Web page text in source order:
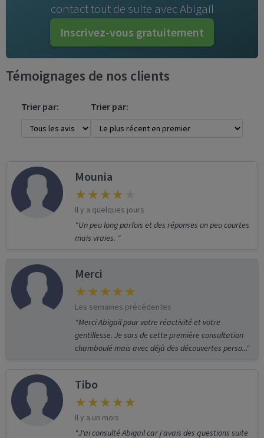
contact tout de suite avec Abigail
Inscrivez-vous gratuitement
Témoignages de nos clients
Trier par: Trier par:
Mounia
Il y a quelques jours
"Un peu long parfois et des réponses un peu courtes
mais vraies. "
Merci
Les semaines précédentes
"Merci Abigail pour votre réactivité et votre
gentillesse. Je sors de cette première consultation
chamboulé mais avec déjà des découvertes perso..."
Tibo
Il y a un mois
"J'ai consulté Abigail car j'avais des questions suite